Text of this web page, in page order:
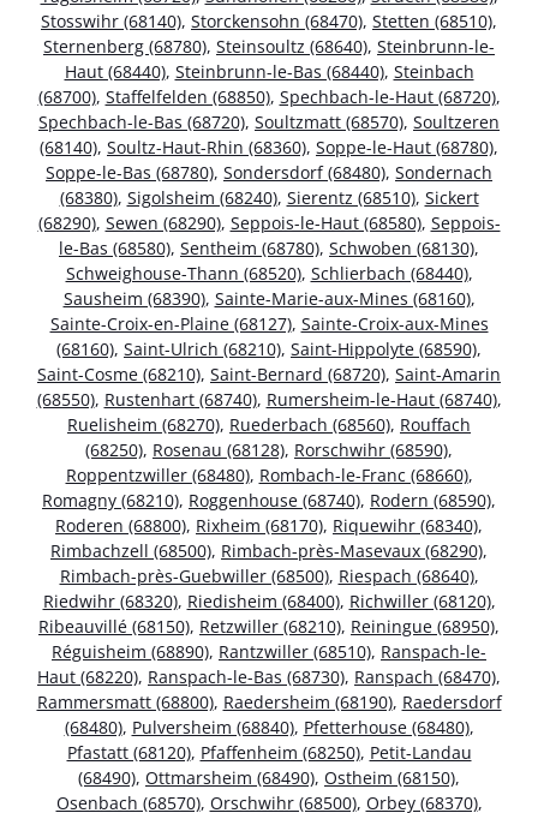
Stosswihr (68140), Storckensohn (68470), Stetten (68510),
Sternenberg (68780), Steinsoultz (68640), Steinbrunn-le-
Haut (68440), Steinbrunn-le-Bas (68440), Steinbach
(68700), Staffelfelden (68850), Spechbach-le-Haut (68720),
Spechbach-le-Bas (68720), Soultzmatt (68570), Soultzeren
(68140), Soultz-Haut-Rhin (68360), Soppe-le-Haut (68780),
Soppe-le-Bas (68780), Sondersdorf (68480), Sondernach
(68380), Sigolsheim (68240), Sierentz (68510), Sickert
(68290), Sewen (68290), Seppois-le-Haut (68580), Seppois-
le-Bas (68580), Sentheim (68780), Schwoben (68130),
Schweighouse-Thann (68520), Schlierbach (68440),
Sausheim (68390), Sainte-Marie-aux-Mines (68160),
Sainte-Croix-en-Plaine (68127), Sainte-Croix-aux-Mines
(68160), Saint-Ulrich (68210), Saint-Hippolyte (68590),
Saint-Cosme (68210), Saint-Bernard (68720), Saint-Amarin
(68550), Rustenhart (68740), Rumersheim-le-Haut (68740),
Ruelisheim (68270), Ruederbach (68560), Rouffach
(68250), Rosenau (68128), Rorschwihr (68590),
Roppentzwiller (68480), Rombach-le-Franc (68660),
Romagny (68210), Roggenhouse (68740), Rodern (68590),
Roderen (68800), Rixheim (68170), Riquewihr (68340),
Rimbachzell (68500), Rimbach-près-Masevaux (68290),
Rimbach-près-Guebwiller (68500), Riespach (68640),
Riedwihr (68320), Riedisheim (68400), Richwiller (68120),
Ribeauvillé (68150), Retzwiller (68210), Reiningue (68950),
Réguisheim (68890), Rantzwiller (68510), Ranspach-le-
Haut (68220), Ranspach-le-Bas (68730), Ranspach (68470),
Rammersmatt (68800), Raedersheim (68190), Raedersdorf
(68480), Pulversheim (68840), Pfetterhouse (68480),
Pfastatt (68120), Pfaffenheim (68250), Petit-Landau
(68490), Ottmarsheim (68490), Ostheim (68150),
Osenbach (68570), Orschwihr (68500), Orbey (68370),